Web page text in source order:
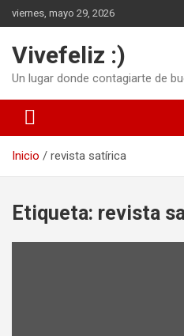
Saltar
al
viernes, mayo 29, 2026
Vivefeliz :)
Un lugar donde contagiarte de
Inicio revista satírica
Etiqueta: revista